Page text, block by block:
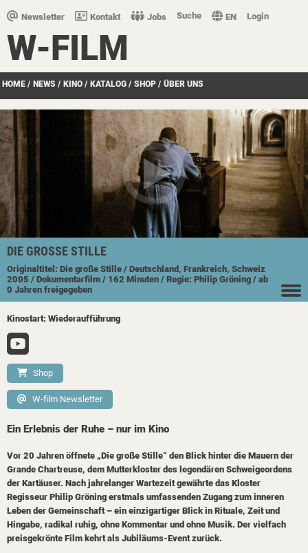
Newsletter Kontakt Jobs Suche EN Login
W-FILM
HOME / NEWS / KINO / KATALOG / SHOP / ÜBER UNS
DIE GROSSE STILLE
Originaltitel: Die große Stille / Deutschland, Frankreich, Schweiz
2005 / Dokumentarfilm / 162 Minuten / Regie: Philip Gröning / ab
0 Jahren freigegeben
Kinostart: Wiederaufführung
Shop
W-film Newsletter
Ein Erlebnis der Ruhe – nur im Kino
Vor 20 Jahren öffnete „Die große Stille“ den Blick hinter die Mauern der
Grande Chartreuse, dem Mutterkloster des legendären Schweigeordens
der Kartäuser. Nach jahrelanger Wartezeit gewährte das Kloster
Regisseur Philip Gröning erstmals umfassenden Zugang zum inneren
Leben der Gemeinschaft – ein einzigartiger Blick in Rituale, Zeit und
Hingabe, radikal ruhig, ohne Kommentar und ohne Musik. Der vielfach
preisgekrönte Film kehrt als Jubiläums-Event zurück.